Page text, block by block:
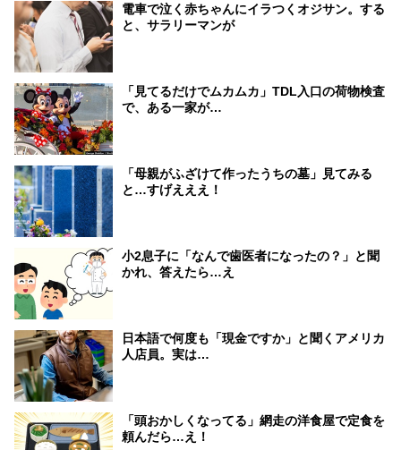
電車で泣く赤ちゃんにイラつくオジサン。する
と、サラリーマンが
「見てるだけでムカムカ」TDL入口の荷物検査
で、ある一家が…
「母親がふざけて作ったうちの墓」見てみる
と…すげえええ！
小2息子に「なんで歯医者になったの？」と聞
かれ、答えたら…え
日本語で何度も「現金ですか」と聞くアメリカ
人店員。実は…
「頭おかしくなってる」網走の洋食屋で定食を
頼んだら…え！